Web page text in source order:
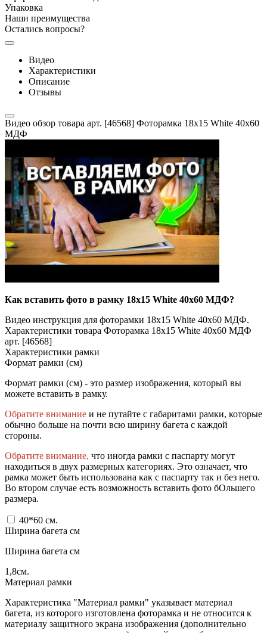
Упаковка
Наши преимущества
Остались вопросы?
Видео
Характеристики
Описание
Отзывы
Видео обзор товара арт. [46568] Фоторамка 18x15 White 40x60
МДФ
Как вставить фото в рамку 18x15 White 40x60 МДФ?
Видео инструкция для фоторамки 18x15 White 40x60 МДФ.
Характеристики товара Фоторамка 18x15 White 40x60 МДФ
арт. [46568]
Характеристики рамки
Формат рамки (см)
Формат рамки (см) - это размер изображения, который вы
можете вставить в рамку.
Обратите внимание и не путайте с габаритами рамки, которые
обычно больше на почти всю ширину багета с каждой
стороны.
Обратите внимание, что иногда рамки с паспарту могут
находиться в двух размерных категориях. Это означает, что
рамка может быть использована как с паспарту так и без него.
Во втором случае есть возможность вставить фото бОльшего
размера.
40*60 см.
Ширина багета см
Ширина багета см
1,8см.
Материал рамки
Характеристика "Материал рамки" указывает материал
багета, из которого изготовлена фоторамка и не относится к
материалу защитного экрана изображения (дополнительно